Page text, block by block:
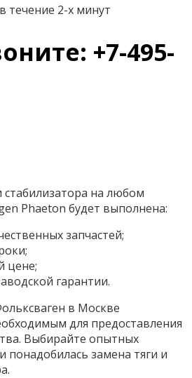
течение 2-х минут
+7-495-
стабилизатора на любом
Phaeton будет выполнена:
запчастей;
цене;
гарантии.
в Москве
для предоставления
Выбирайте опытных
понадобилась замена тяги и